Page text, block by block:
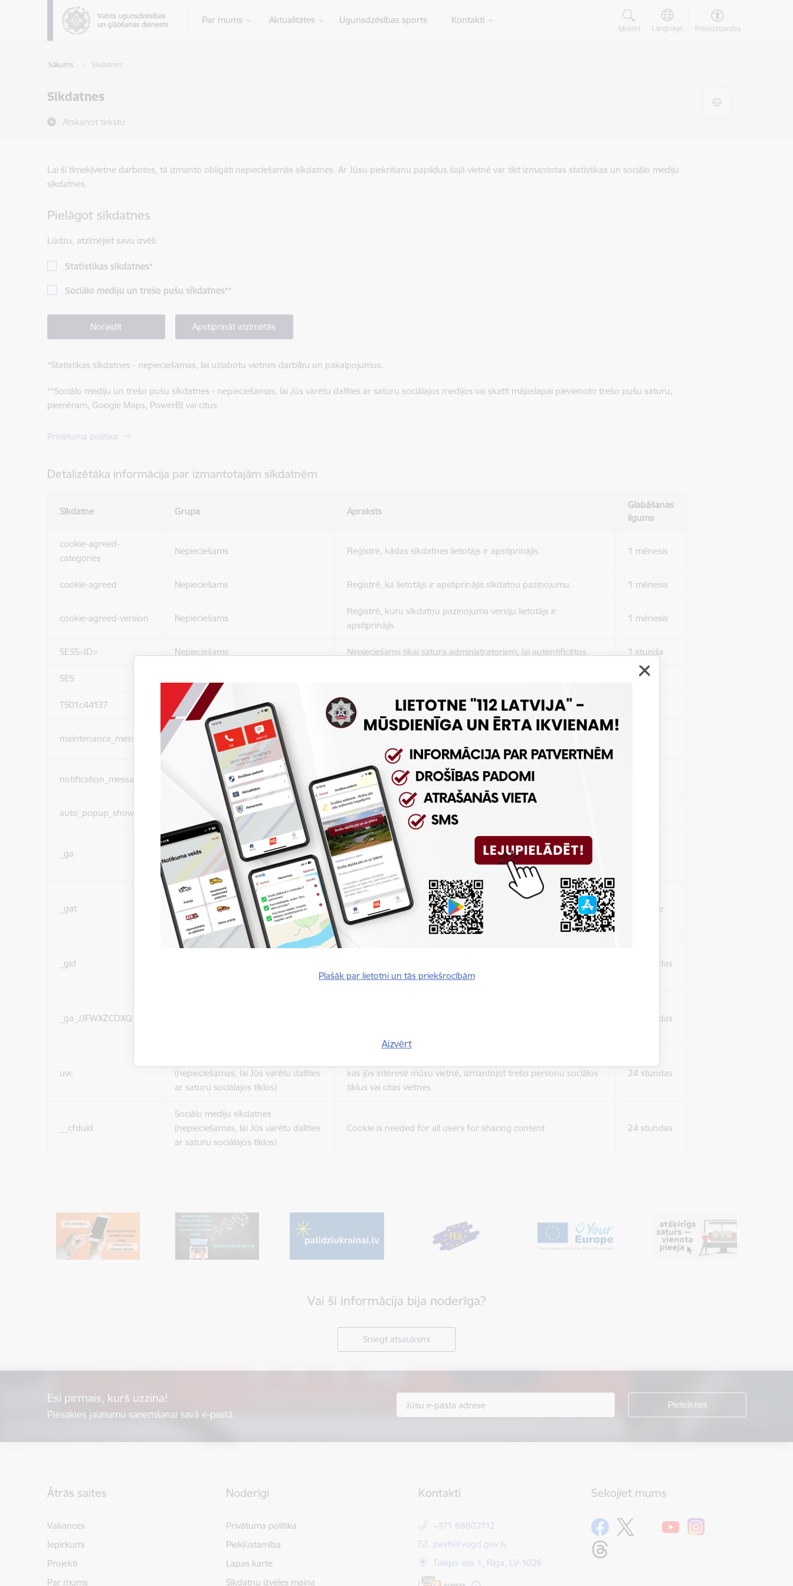
Pāriet uz lapas saturu
Par mums Aktualitātes Ugunsdzēsības sports Kontakti
Meklēt Language Piekļūstamība
Sākums Sīkdatnes
Sīkdatnes
Atskaņot tekstu
Plašāk par lietotni un tās priekšrocībām
Aizvērt
Lai šī tīmekļvietne darbotos, tā izmanto obligāti nepieciešamās sīkdatnes. Ar Jūsu piekrišanu papildus šajā vietnē var tikt izmantotas statistikas un sociālo mediju
sīkdatnes.
Pielāgot sīkdatnes
Lūdzu, atzīmējiet savu izvēli:
Statistikas sīkdatnes*
Sociālo mediju un trešo pušu sīkdatnes**
Noraidīt Apstiprināt atzīmētās
*Statistikas sīkdatnes - nepieciešamas, lai uzlabotu vietnes darbību un pakalpojumus.
**Sociālo mediju un trešo pušu sīkdatnes - nepieciešamas, lai Jūs varētu dalīties ar saturu sociālajos medijos vai skatīt mājaslapai pievienoto trešo pušu saturu,
piemēram, Google Maps, PowerBI vai citus.
Privātuma politika
Detalizētāka informācija par izmantotajām sīkdatnēm
Sīkdatne Grupa Apraksts
Glabāšanas
ilgums
cookie-agreed-
categories
Nepieciešams Reģistrē, kādas sīkdatnes lietotājs ir apstiprinājis. 1 mēnesis
cookie-agreed Nepieciešams Reģistrē, ka lietotājs ir apstiprinājis sīkdatņu paziņojumu. 1 mēnesis
cookie-agreed-version Nepieciešams
Reģistrē, kuru sīkdatņu paziņojuma versiju lietotājs ir
apstiprinājis.
1 mēnesis
SESS<ID> Nepieciešams Nepieciešams tikai satura administratoriem, lai autentificētos. 1 stunda
SES Sesija
TS01c44137 Nepieciešams Drošības politikas sesija.
maintenance_message Nepieciešams
Sīkdatne ir nepieciešama, lai visiem lietotājiem nerādītu
ziņojumus pēc tam, kad viņi ir izlasījuši un aizvēruši tos.
notification_messages Nepieciešams
Sīkdatne ir nepieciešama, lai visiem lietotājiem nerādītu
ziņojumus pēc tam, kad viņi ir izlasījuši un aizvēruši tos.
auto_popup_showed Nepieciešams Reģistrē, ka tiek parādīts modālais logs.
_ga
Statistikas sīkdatnes (nepieciešamas,
lai uzlabotu vietnes darbību un
pakalpojumus)
Reģistrē unikālu ID, kas tiek izmantots statistisko datu iegūšanai
par to, kā apmeklētājs izmanto vietni.
_gat
Statistikas sīkdatnes (nepieciešamas,
lai uzlabotu vietnes darbību un
pakalpojumus)
Izmanto Google Analytics, lai samazinātu pieprasījuma līmeni. 1 minūte
_gid
Statistikas sīkdatnes (nepieciešamas,
par to, kā apmeklētājs izmanto vietni.
24 stundas
_ga_JJFWXZCDXQ 24 stundas
uvc
(nepieciešamas, lai Jūs varētu dalīties
ar saturu sociālajos tīklos)
kas jūs interesē mūsu vietnē, izmantojot trešo personu sociālos
tīklus vai citas vietnes.
24 stundas
__cfduid
Sociālo mediju sīkdatnes
(nepieciešamas, lai Jūs varētu dalīties
ar saturu sociālajos tīklos)
Cookie is needed for all users for sharing content 24 stundas
Vai šī informācija bija noderīga?
Sniegt atsauksmi
Esi pirmais, kurš uzzina!
Piesakies jaunumu saņemšanai savā e-pastā.
Ātrās saites
Vakances
Iepirkumi
Projekti
Par mums
Noderīgi
Privātuma politika
Piekļūstamība
Lapas karte
Sīkdatņu izvēles maiņa
Kontakti
+371 68802112
E-pasts:
pasts@vugd.gov.lv
Talejas iela 1, Rīga, LV-1026
Sekojiet mums